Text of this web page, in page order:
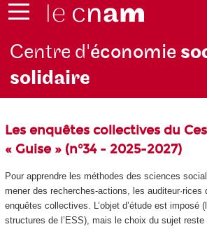
Centre d'économie
solidaire
Les enquêtes collectives du
« Guise » (n°34 - 2025-2027)
Pour apprendre les méthodes des sciences
mener des recherches-actions, les auditeur·rices
enquêtes collectives. L’objet d’étude est imposé
structures de l’ESS), mais le choix du sujet